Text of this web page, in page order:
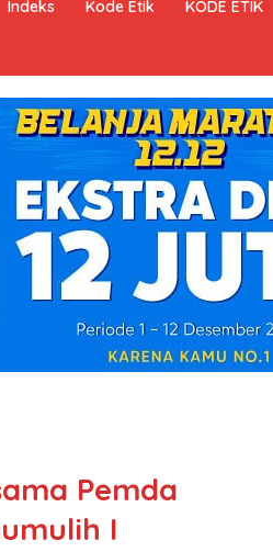
Indeks Kode Etik KODE ETIK
Pemda
I